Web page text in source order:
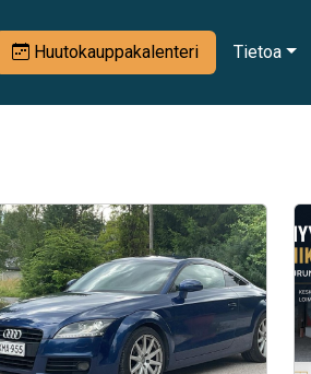
Huutokauppakalenteri Tietoa